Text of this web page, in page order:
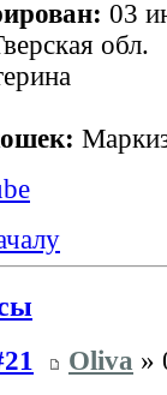
03
обл.
Oliva »